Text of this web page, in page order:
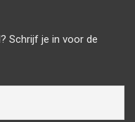
Schrijf je in voor de